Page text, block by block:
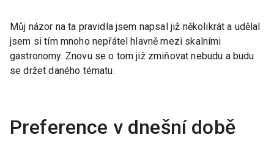
Můj názor na ta pravidla jsem napsal již několikrát a udělal
jsem si tím mnoho nepřátel hlavně mezi skalními
gastronomy. Znovu se o tom již zmiňovat nebudu a budu
se držet daného tématu.
Preference v dnešní době